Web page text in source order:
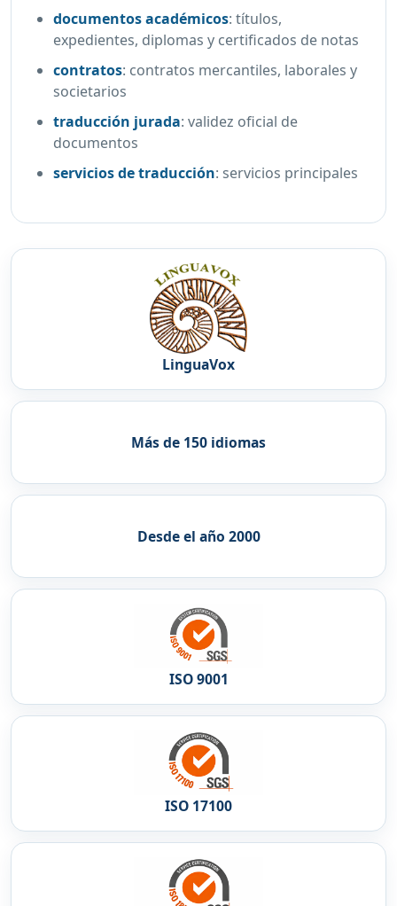
documentos académicos:títulos,
expedientes, diplomas y certificados de notas
contratos: contratos mercantiles, laborales y
societarios
traducción jurada:validez oficial de
documentos
servicios de traducción: servicios principales
LinguaVox
Más de 150 idiomas
Desde el año 2000
ISO 9001
ISO 17100